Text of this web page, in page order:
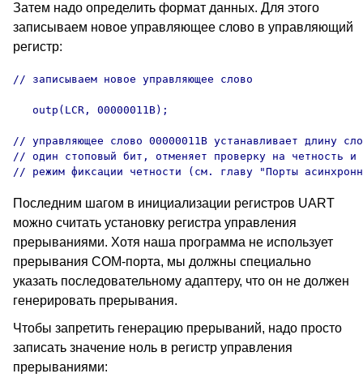
Затем надо определить формат данных. Для этого
записываем новое управляющее слово в управляющий
регистр:
// записываем новое управляющее слово
   outp(LCR, 00000011B);
// управляющее слово 00000011B устанавливает длину
// один стоповый бит, отменяет проверку на четность и
// режим фиксации четности (см. главу "Порты
Последним шагом в инициализации регистров UART
можно считать установку регистра управления
прерываниями. Хотя наша программа не использует
прерывания COM-порта, мы должны специально
указать последовательному адаптеру, что он не должен
генерировать прерывания.
Чтобы запретить генерацию прерываний, надо просто
записать значение ноль в регистр управления
прерываниями: